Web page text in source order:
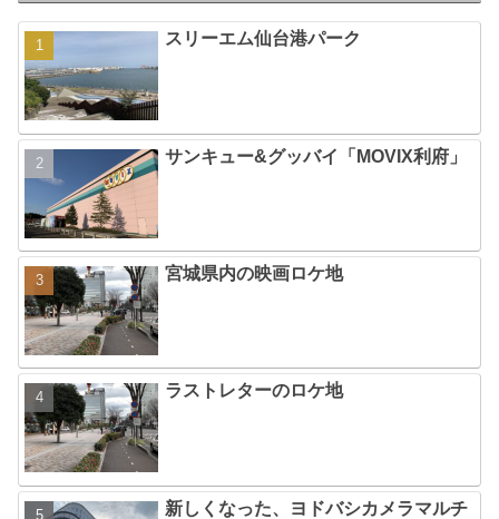
スリーエム仙台港パーク
サンキュー&グッバイ「MOVIX利府」
宮城県内の映画ロケ地
ラストレターのロケ地
新しくなった、ヨドバシカメラマルチ